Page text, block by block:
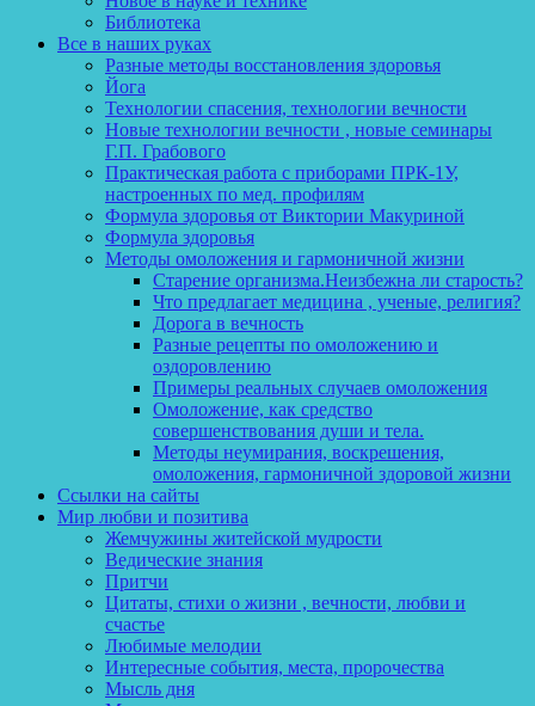
Библиотека
Все в наших руках
Разные методы восстановления здоровья
Йога
Технологии спасения, технологии вечности
Новые технологии вечности , новые семинары
Г.П. Грабового
Практическая работа с приборами ПРК-1У,
настроенных по мед. профилям
Формула здоровья от Виктории Макуриной
Формула здоровья
Методы омоложения и гармоничной жизни
Старение организма.Неизбежна ли старость?
Что предлагает медицина , ученые, религия?
Дорога в вечность
Разные рецепты по омоложению и
оздоровлению
Примеры реальных случаев омоложения
Омоложение, как средство
совершенствования души и тела.
Методы неумирания, воскрешения,
омоложения, гармоничной здоровой жизни
Ссылки на сайты
Мир любви и позитива
Жемчужины житейской мудрости
Ведические знания
Притчи
Цитаты, стихи о жизни , вечности, любви и
счастье
Любимые мелодии
Интересные события, места, пророчества
Мысль дня